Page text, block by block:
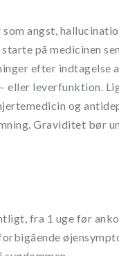
angst,
på medicinen
efter indtagelse
leverfunktion.
og
Graviditet bør
fra 1 uge før